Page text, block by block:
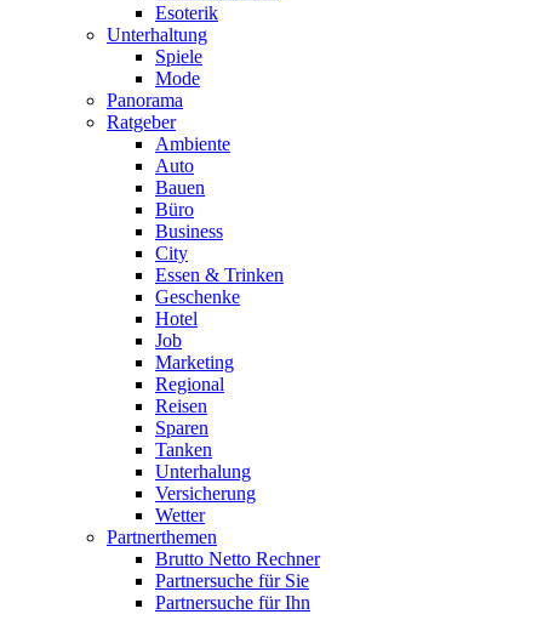
Esoterik
Unterhaltung
Spiele
Mode
Panorama
Ratgeber
Ambiente
Auto
Bauen
Büro
Business
City
Essen & Trinken
Geschenke
Hotel
Job
Marketing
Regional
Reisen
Sparen
Tanken
Unterhalung
Versicherung
Wetter
Partnerthemen
Brutto Netto Rechner
Partnersuche für Sie
Partnersuche für Ihn